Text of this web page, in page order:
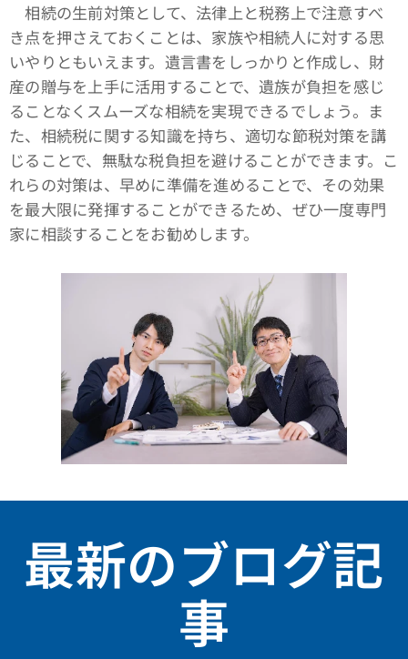
相続の生前対策として、法律上と税務上で注意すべ
き点を押さえておくことは、家族や相続人に対する思
いやりともいえます。遺言書をしっかりと作成し、財
産の贈与を上手に活用することで、遺族が負担を感じ
ることなくスムーズな相続を実現できるでしょう。ま
た、相続税に関する知識を持ち、適切な節税対策を講
じることで、無駄な税負担を避けることができます。こ
れらの対策は、早めに準備を進めることで、その効果
を最大限に発揮することができるため、ぜひ一度専門
家に相談することをお勧めします。
最新のブログ記
事